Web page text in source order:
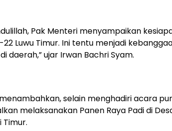
Pak Menteri menyampaikan
22 Luwu Timur. Ini tentu menjadi
daerah,” ujar Irwan Bachri Syam.
selain menghadiri acara
melaksanakan Panen Raya Padi di
Timur.